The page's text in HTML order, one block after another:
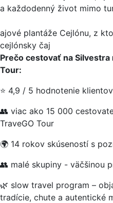
a každodenný život mimo
ajové plantáže Cejlónu, z
cejlónsky čaj
Prečo cestovať na Silvestra
Tour:
⭐ 4,9 / 5 hodnotenie
👥 viac ako 15 000
TraveGO Tour
🌍 14 rokov skúseností s
👥 malé skupiny - väčšinou
🌿 slow travel program –
tradície, chute a autentické